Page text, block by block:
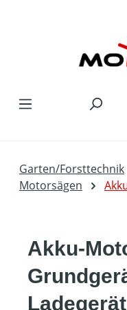
Garten/Forsttechnik
Motorsägen
Akku-
Ladegerät